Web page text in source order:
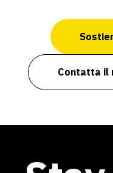
Contatta il